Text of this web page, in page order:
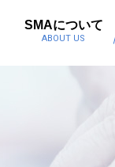
SMAについて
ABOUT US